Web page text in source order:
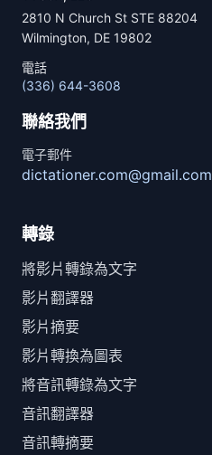
2810 N Church St STE 88204
Wilmington, DE 19802
電話
(336) 644-3608
聯絡我們
電子郵件
dictationer.com@gmail.com
轉錄
將影片轉錄為文字
影片翻譯器
影片摘要
影片轉換為圖表
將音訊轉錄為文字
音訊翻譯器
音訊轉摘要